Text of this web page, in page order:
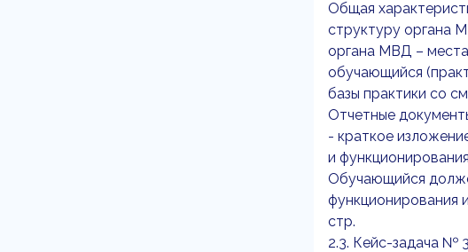
Общая
структуру органа
органа МВД –
обучающийся
базы практики со
Отчетные
- краткое
и
Обучающийся
функционирования
стр.
2.3. Кейс-задача № 3